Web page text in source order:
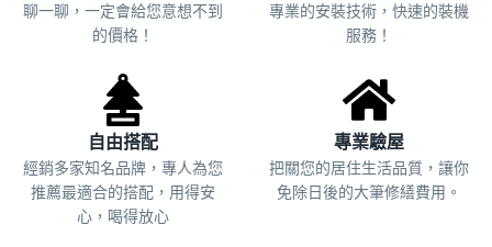
聊一聊，一定會給您意想不到
的價格！
專業的安裝技術，快速的裝機
服務！
自由搭配
經銷多家知名品牌，專人為您
推薦最適合的搭配，用得安
心，喝得放心
專業驗屋
把關您的居住生活品質， 讓你
免除日後的大筆修繕費用。